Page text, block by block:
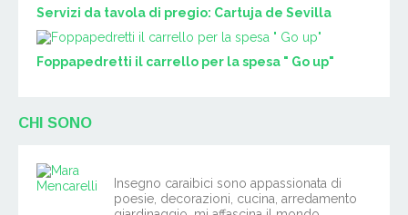
Servizi da tavola di pregio: Cartuja de Sevilla
Foppapedretti il carrello per la spesa " Go up"
CHI SONO
Insegno caraibici sono appassionata di
poesie, decorazioni, cucina, arredamento